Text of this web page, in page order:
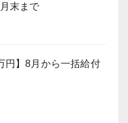
末まで
円】8月から一括給付